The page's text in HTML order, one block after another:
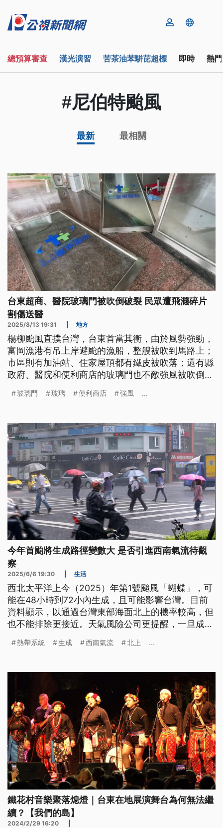
總預算審查 漢光演習 苦茶油苯駢芘超標 即時 熱
#尼伯特颱風
最新 最相關
台東超商、醫院玻璃門被吹倒破裂 民眾遭飛濺碎片
割傷送醫
2025/8/13 19:31 地方
楊柳颱風直撲台灣，台東首當其衝，由於風勢強勁，
富岡漁港有吊上岸避颱的漁船，整艘被吹到馬路上；
市區則有加油站、住家屋頂都有鐵皮被吹落；還有縣
政府、醫院和便利商店的玻璃門也不敵強風被吹倒破
送醫治療。
玻璃門 玻璃 便利商店 強風 ...
今年首颱將生成路徑變數大 是否引進西南氣流待觀
察
2025/6/6 19:30 生活
西北太平洋上今（2025）年第1號颱風「蝴蝶」，可
能在48小時到72小內生成，且可能影響台灣。目前
資料顯示，以通過台灣東部海面北上的機率較高，但
也不能排除更接近。天氣風險公司更提醒，一旦成颱
雨的時間就會比較久，不過目前路徑變數仍大。
熱帶系統 生成 西南氣流 北上 ...
鐵花村音樂聚落熄燈｜台東在地展演舞台為何無法繼
續？【我們的島】
2024/2/29 16:20